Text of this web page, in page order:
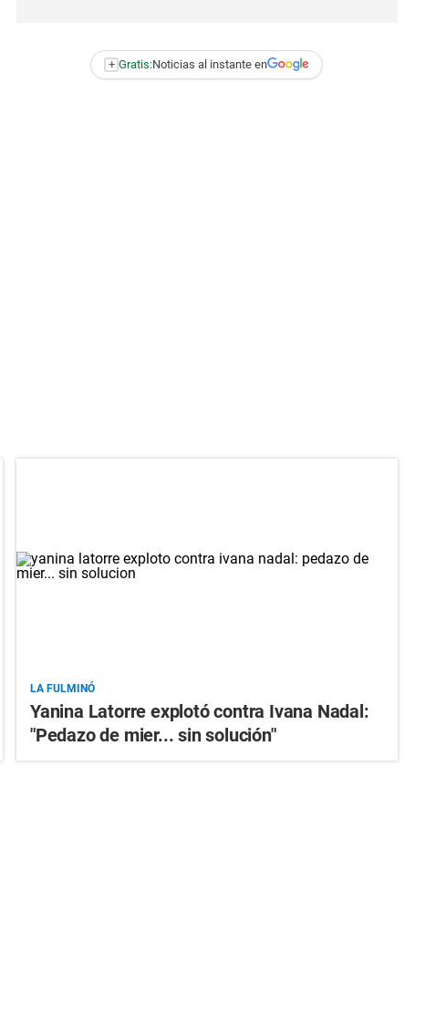
+ Gratis:Noticias al instante en
LA FULMINÓ
Yanina Latorre explotó contra Ivana Nadal:
"Pedazo de mier... sin solución"